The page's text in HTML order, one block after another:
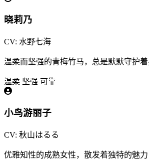
晓莉乃
CV: 水野七海
温柔而坚强的青梅竹马，总是默默守护
温柔 坚强 可靠
小鸟游丽子
CV: 秋山はるる
优雅知性的成熟女性，散发着独特的魅